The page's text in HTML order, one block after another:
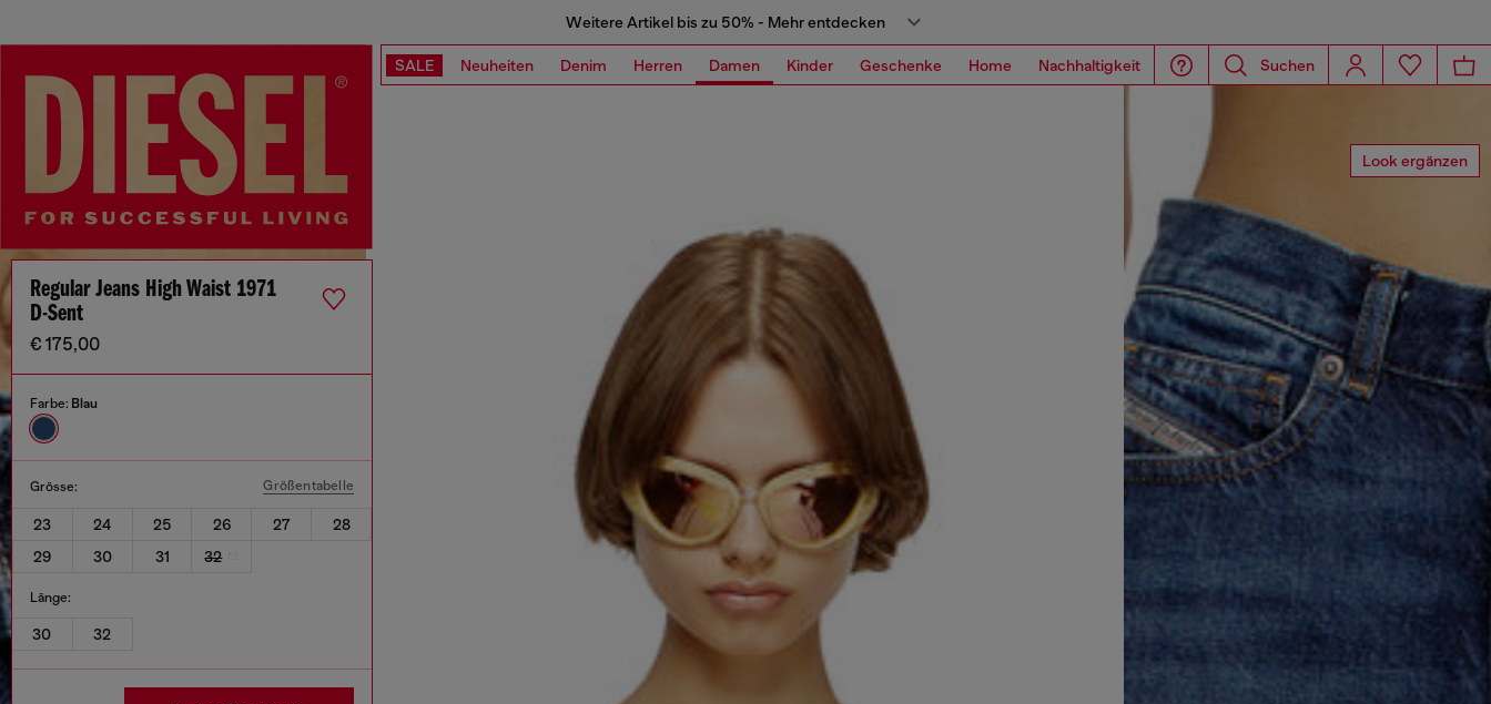
Weitere Artikel bis zu 50% - Mehr entdecken
SALE Neuheiten Denim Herren Damen Kinder Geschenke Home Nachhaltigkeit Suchen
Look ergänzen
Regular Jeans High Waist 1971
D-Sent
€ 175,00
Farbe: Blau
Grösse: Größentabelle
23 24 25 26 27
28
29
30 31 32
Länge:
30 32